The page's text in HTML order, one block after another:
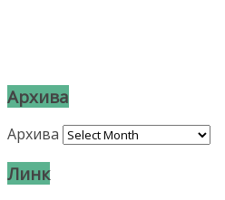
Архива
Архива
Линк